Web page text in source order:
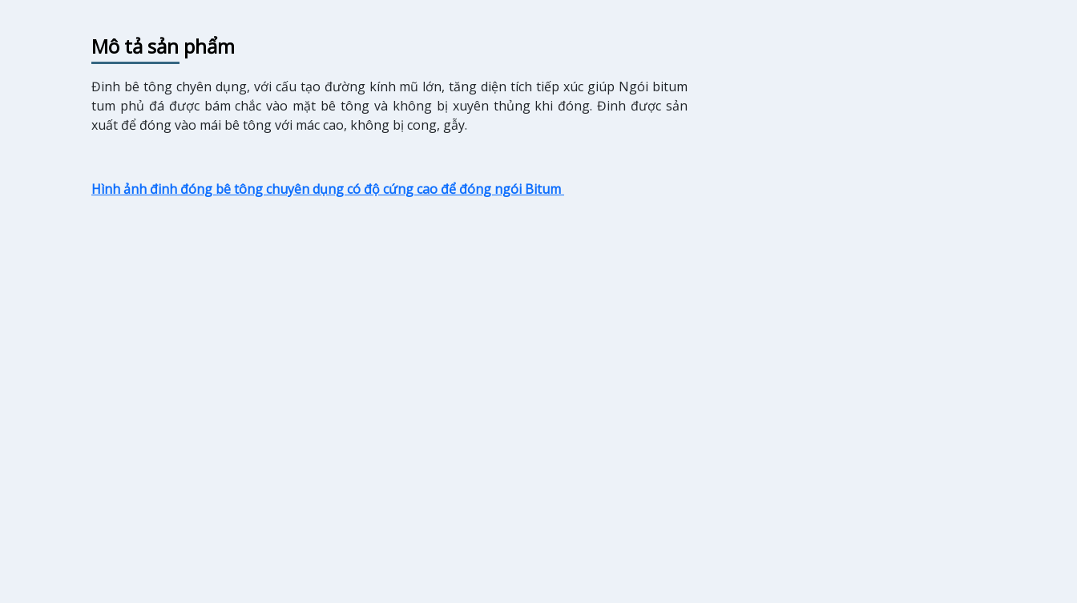
Mô tả sản phẩm
Đinh bê tông chyên dụng, với cấu tạo đường kính mũ lớn, tăng diện tích tiếp xúc giúp Ngói bitum
tum phủ đá được bám chắc vào mặt bê tông và không bị xuyên thủng khi đóng. Đinh được sản
xuất để đóng vào mái bê tông với mác cao, không bị cong, gẫy.
Hình ảnh đinh đóng bê tông chuyên dụng có độ cứng cao để đóng ngói Bitum